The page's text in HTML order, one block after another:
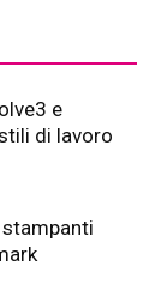
e
di lavoro